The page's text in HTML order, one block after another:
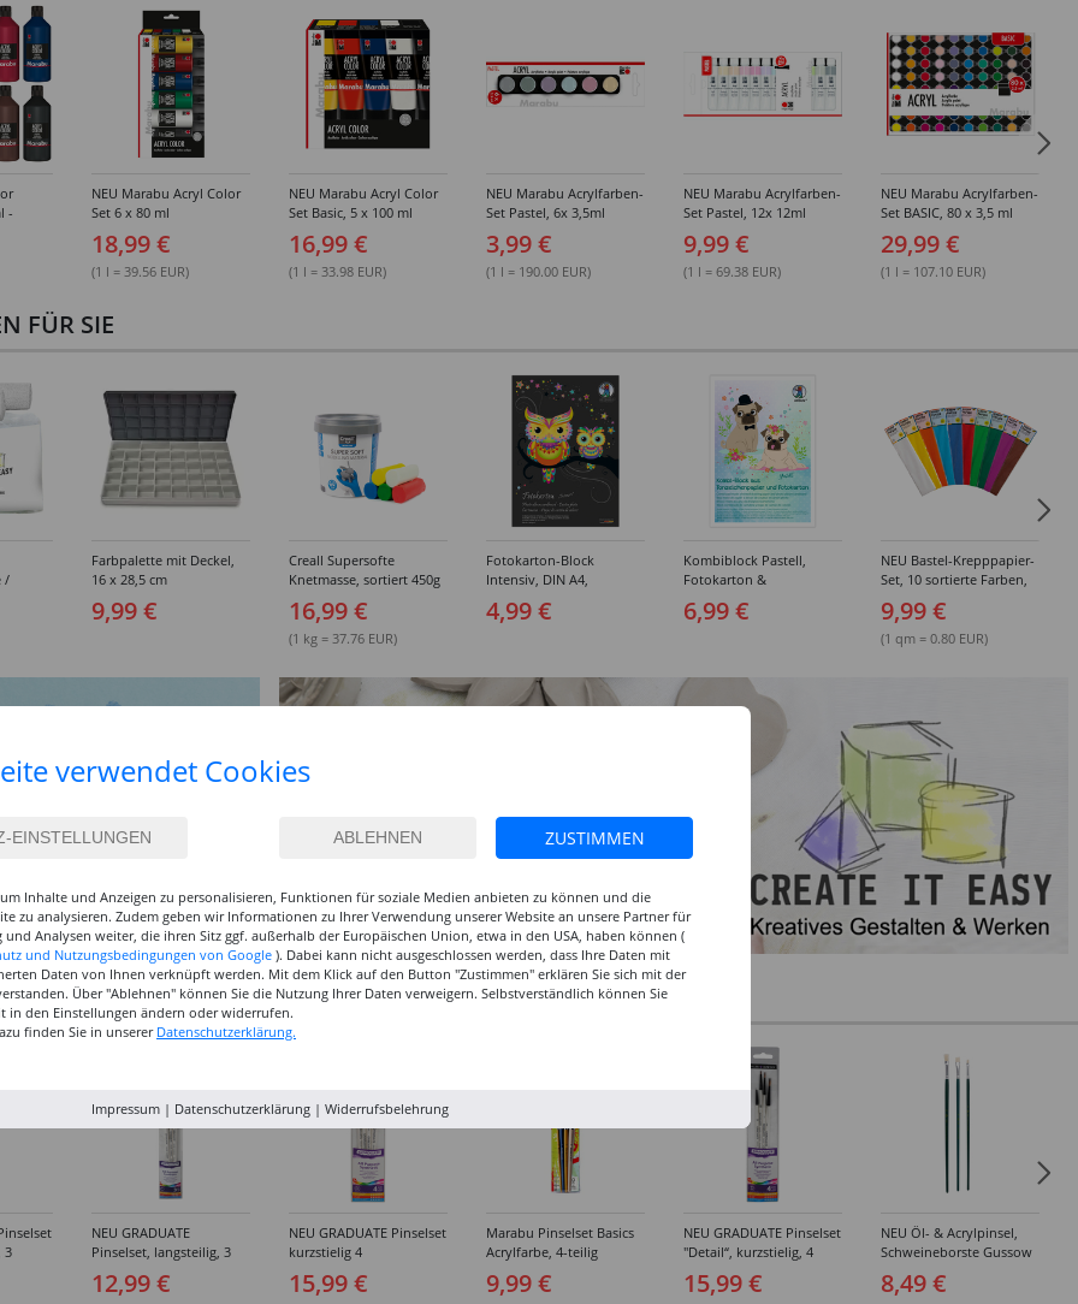
-
NEU Marabu Acryl Color
Set 6 x 80 ml
18,99 €
(1 l = 39.56 EUR)
NEU Marabu Acryl Color
Set Basic, 5 x 100 ml
16,99 €
(1 l = 33.98 EUR)
NEU Marabu Acrylfarben-
Set Pastel, 6x 3,5ml
3,99 €
(1 l = 190.00 EUR)
NEU Marabu Acrylfarben-
Set Pastel, 12x 12ml
9,99 €
(1 l = 69.38 EUR)
NEU Marabu Acrylfarben-
Set BASIC, 80 x 3,5 ml
29,99 €
(1 l = 107.10 EUR)
FÜR SIE
/
Farbpalette mit Deckel,
16 x 28,5 cm
9,99 €
Creall Supersofte
Knetmasse, sortiert 450g
16,99 €
(1 kg = 37.76 EUR)
Fotokarton-Block
Intensiv, DIN A4,
300g/qm, 10 Blatt, 10
sortierte Farben
4,99 €
Kombiblock Pastell,
Fotokarton &
Tonzeichenpapier, 10 +
10 Blatt, 23 x 33 cm,
6,99 €
NEU Bastel-Krepppapier-
Set, 10 sortierte Farben,
je 50x250cm
9,99 €
(1 qm = 0.80 EUR)
3
NEU GRADUATE
Pinselset, langsteilig, 3
12,99 €
NEU GRADUATE Pinselset
kurzstielig 4
15,99 €
Marabu Pinselset Basics
Acrylfarbe, 4-teilig
9,99 €
NEU GRADUATE Pinselset
"Detail“, kurzstielig, 4
15,99 €
NEU Öl- & Acrylpinsel,
Schweineborste Gussow
8,49 €
verwendet Cookies
ZUSTIMMEN
Inhalte und Anzeigen zu personalisieren, Funktionen für soziale Medien anbieten zu können und die
zu analysieren. Zudem geben wir Informationen zu Ihrer Verwendung unserer Website an unsere Partner für
und Analysen weiter, die ihren Sitz ggf. außerhalb der Europäischen Union, etwa in den USA, haben können (
und Nutzungsbedingungen von Google ). Dabei kann nicht ausgeschlossen werden, dass Ihre Daten mit
Daten von Ihnen verknüpft werden. Mit dem Klick auf den Button "Zustimmen" erklären Sie sich mit der
Über "Ablehnen" können Sie die Nutzung Ihrer Daten verweigern. Selbstverständlich können Sie
in den Einstellungen ändern oder widerrufen.
finden Sie in unserer Datenschutzerklärung.
Impressum| Datenschutzerklärung| Widerrufsbelehrung